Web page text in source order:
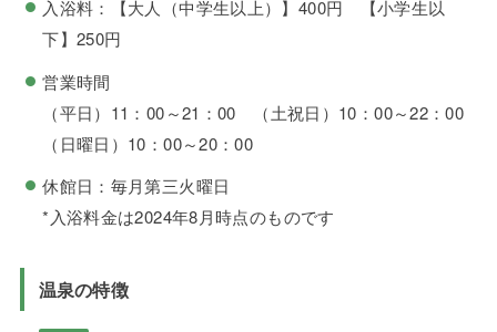
入浴料：【大人（中学生以上）】400円 【小学生以
下】250円
営業時間
（平日）11：00～21：00 （土祝日）10：00～22：00
（日曜日）10：00～20：00
休館日：毎月第三火曜日
*入浴料金は2024年8月時点のものです
温泉の特徴